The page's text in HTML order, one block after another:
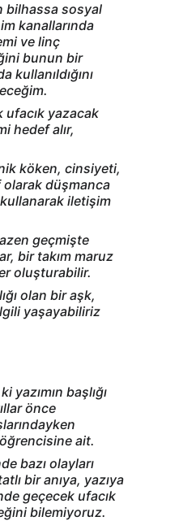
bilhassa sosyal
kanallarında
ve linç
bunun bir
kullanıldığını
ufacık yazacak
hedef alır,
köken, cinsiyeti,
düşmanca
kullanarak iletişim
geçmişte
bir takım maruz
oluşturabilir.
olan bir aşk,
yaşayabiliriz
yazımın başlığı
önce
ait.
bazı olayları
bir anıya, yazıya
geçecek ufacık
bilemiyoruz.